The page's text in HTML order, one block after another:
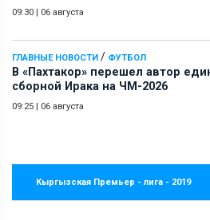
09:30 | 06 августа
ГЛАВНЫЕ НОВОСТИ / ФУТБОЛ
В «Пахтакор» перешел автор
сборной Ирака на ЧМ-2026
09:25 | 06 августа
Кыргызская Премьер - лига - 2019